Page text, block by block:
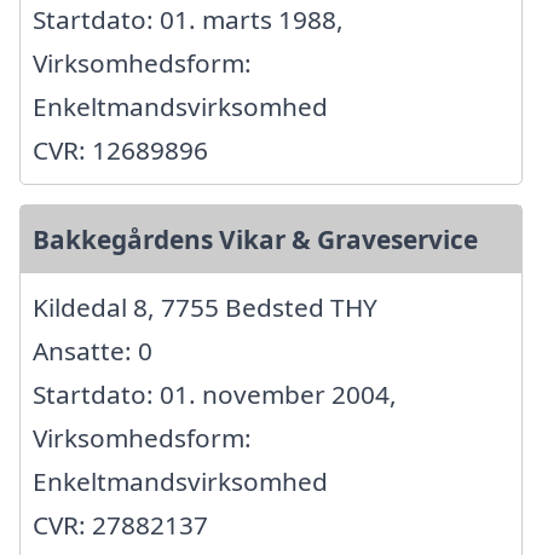
Startdato: 01. marts 1988,
Virksomhedsform:
Enkeltmandsvirksomhed
CVR: 12689896
Bakkegårdens Vikar & Graveservice
Kildedal 8, 7755 Bedsted THY
Ansatte: 0
Startdato: 01. november 2004,
Virksomhedsform:
Enkeltmandsvirksomhed
CVR: 27882137